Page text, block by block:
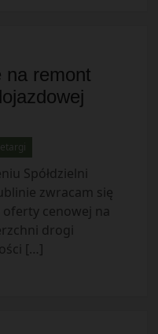
na remont
Spółdzielni
zwracam się
cenowej na
drogi
[…]